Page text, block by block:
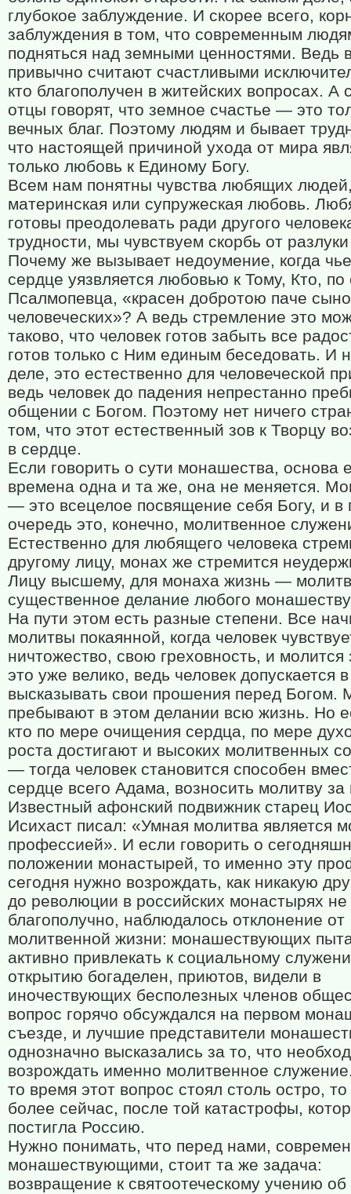
глубокое заблуждение. И скорее всего,
заблуждения в том, что современным
подняться над земными ценностями. Ведь
привычно считают счастливыми
кто благополучен в житейских вопросах. А
отцы говорят, что земное счастье — это
вечных благ. Поэтому людям и бывает
что настоящей причиной ухода от мира
только любовь к Единому Богу.
Всем нам понятны чувства любящих
материнская или супружеская любовь.
готовы преодолевать ради другого
трудности, мы чувствуем скорбь от
Почему же вызывает недоумение, когда
сердце уязвляется любовью к Тому, Кто, по
Псалмопевца, «красен добротою паче
человеческих»? А ведь стремление это
таково, что человек готов забыть все
готов только с Ним единым беседовать. И
деле, это естественно для человеческой
ведь человек до падения непрестанно
общении с Богом. Поэтому нет ничего
том, что этот естественный зов к Творцу
в сердце.
Если говорить о сути монашества, основа
времена одна и та же, она не меняется.
— это всецелое посвящение себя Богу, и в
очередь это, конечно, молитвенное
Естественно для любящего человека
другому лицу, монах же стремится
Лицу высшему, для монаха жизнь —
существенное делание любого
На пути этом есть разные степени. Все
молитвы покаянной, когда человек
ничтожество, свою греховность, и молится
это уже велико, ведь человек допускается
высказывать свои прошения перед Богом.
пребывают в этом делании всю жизнь. Но
кто по мере очищения сердца, по мере
роста достигают и высоких молитвенных
— тогда человек становится способен
сердце всего Адама, возносить молитву
Известный афонский подвижник старец
Исихаст писал: «Умная молитва является
профессией». И если говорить о
положении монастырей, то именно эту
сегодня нужно возрождать, как никакую
до революции в российских монастырях
благополучно, наблюдалось отклонение от
молитвенной жизни: монашествующих
активно привлекать к социальному
открытию богаделен, приютов, видели в
иночествующих бесполезных членов
вопрос горячо обсуждался на первом
съезде, и лучшие представители
однозначно высказались за то, что
возрождать именно молитвенное
то время этот вопрос стоял столь остро,
более сейчас, после той катастрофы,
постигла Россию.
Нужно понимать, что перед нами,
монашествующими, стоит та же задача:
возвращение к святоотеческому учению